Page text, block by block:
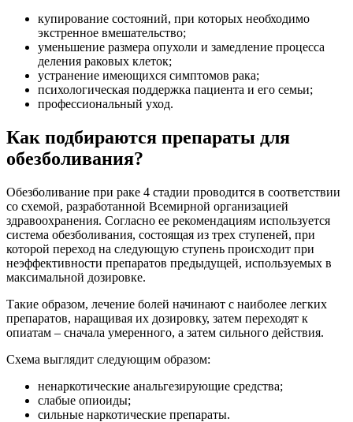
купирование состояний, при которых необходимо
экстренное вмешательство;
уменьшение размера опухоли и замедление процесса
деления раковых клеток;
устранение имеющихся симптомов рака;
психологическая поддержка пациента и его семьи;
профессиональный уход.
Как подбираются препараты для
обезболивания?
Обезболивание при раке 4 стадии проводится в соответствии
со схемой, разработанной Всемирной организацией
здравоохранения. Согласно ее рекомендациям используется
система обезболивания, состоящая из трех ступеней, при
которой переход на следующую ступень происходит при
неэффективности препаратов предыдущей, используемых в
максимальной дозировке.
Такие образом, лечение болей начинают с наиболее легких
препаратов, наращивая их дозировку, затем переходят к
опиатам – сначала умеренного, а затем сильного действия.
Схема выглядит следующим образом:
ненаркотические анальгезирующие средства;
слабые опиоиды;
сильные наркотические препараты.